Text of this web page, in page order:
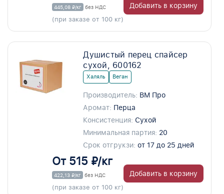
445,08 ₽/кг без НДС
(при заказе от 100 кг)
Добавить в корзину
Душистый перец спайсер
сухой, 600162
Халяль Веган
Производитель: ВМ Про
Аромат: Перца
Консистенция: Сухой
Минимальная партия: 20
Срок отгрукзи: от 17 до 25 дней
От 515 ₽/кг
422,13 ₽/кг без НДС
(при заказе от 100 кг)
Добавить в корзину